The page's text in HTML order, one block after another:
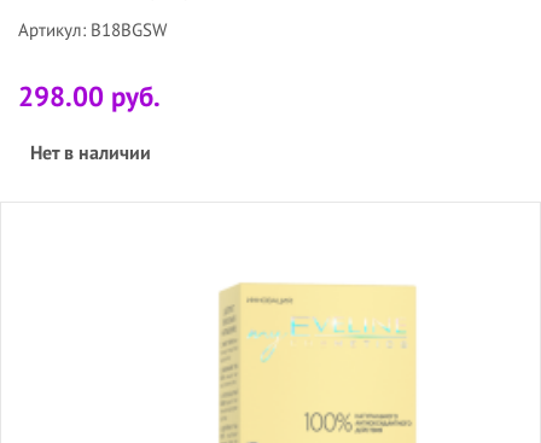
Артикул: B18BGSW
298.00 руб.
Нет в наличии